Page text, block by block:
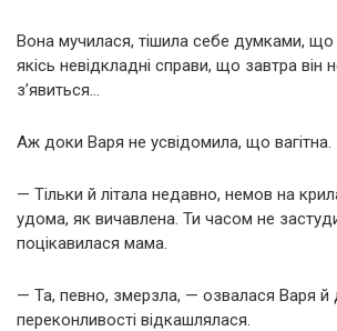
Вона мучилася, тішила себе думками, що
якісь невідкладні справи, що завтра він
з’явиться…
Аж доки Варя не усвідомила, що вагітна.
— Тільки й літала недавно, немов на
удома, як вичавлена. Ти часом не
поцікавилася мама.
— Та, певно, змерзла, — озвалася Варя й
переконливості відкашлялася.